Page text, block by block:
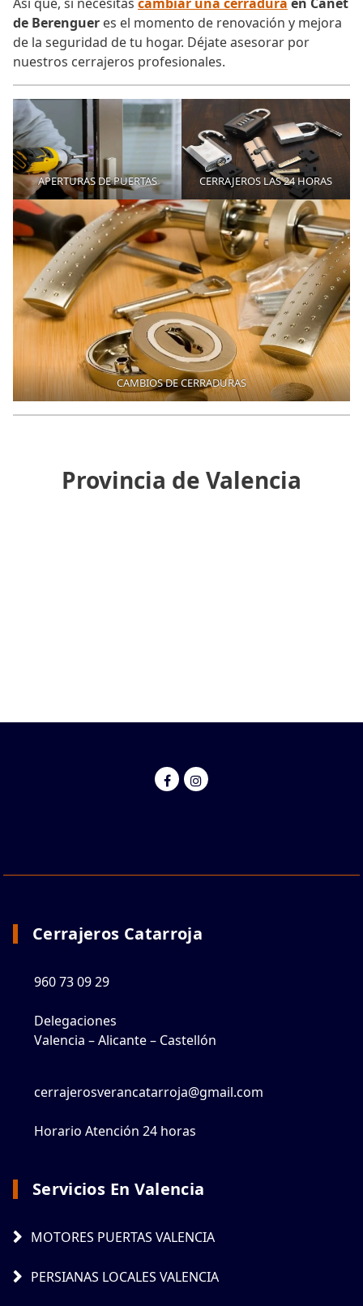
Así que, si necesitas cambiar una cerradura en Canet
de Berenguer es el momento de renovación y mejora
de la seguridad de tu hogar. Déjate asesorar por
nuestros cerrajeros profesionales.
APERTURAS DE PUERTAS CERRAJEROS LAS 24 HORAS
CAMBIOS DE CERRADURAS
Provincia de Valencia
Cerrajeros Catarroja
960 73 09 29
Delegaciones
Valencia – Alicante – Castellón
cerrajerosverancatarroja@gmail.com
Horario Atención 24 horas
Servicios En Valencia
MOTORES PUERTAS VALENCIA
PERSIANAS LOCALES VALENCIA